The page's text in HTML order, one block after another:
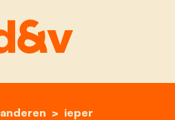
home
ieper
jo baert